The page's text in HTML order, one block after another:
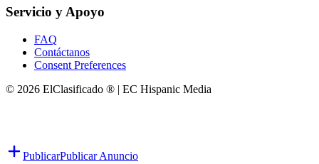
Servicio y Apoyo
FAQ
Contáctanos
Consent Preferences
© 2026 ElClasificado ® | EC Hispanic Media
PublicarPublicar Anuncio